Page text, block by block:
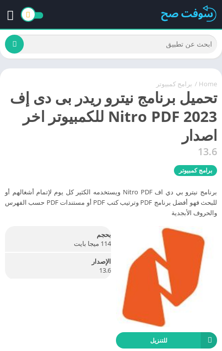
Home
/ برامج كمبيوتر
تحميل برنامج نيترو ريدر بى دى إف
Nitro PDF 2023 للكمبيوتر اخر
اصدار
13.6
برامج كمبيوتر
برنامج نيترو بي دي اف Nitro PDF ويستخدمه الكثير كل يوم لإتمام أشغالهم أو
للبحث فهو أفضل برنامج PDF وترتيب كتب PDF أو مستندات PDF حسب الفهرس
والحروف الأبجدية
للتنزيل
بحجم
114 ميجا بايت
الإصدار
13.6